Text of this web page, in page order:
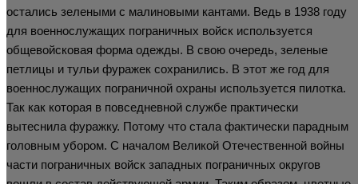
остались зелеными с малиновыми кантами. Ведь в 1938 году
для военнослужащих пограничных войск используется
общевойсковая форма одежды. В свою очередь, зеленые
петлицы и тульи фуражек сохранились. В этот же год для
военнослужащих пограничной охраны используется пилотка.
Так как которая в повседневной службе практически
вытеснила фуражку. Потому что стала фактически парадным
головным убором. С началом Великой Отечественной войны
части пограничных войск западных пограничных округов